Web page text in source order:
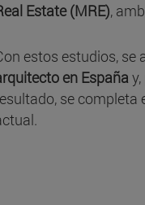
Estate (MRE),
estos estudios, se
en España
se completa